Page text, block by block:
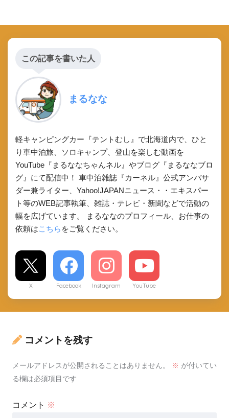
この記事を書いた人
まるなな
軽キャンピングカー『テントむし』で北海道内で、ひと
り車中泊旅、ソロキャンプ、登山を楽しむ動画を
YouTube『まるななちゃんネル』やブログ『まるななブロ
グ』にて配信中！ 車中泊雑誌『カーネル』公式アンバサ
ダー兼ライター、Yahoo!JAPANニュース・・エキスパー
ト等のWEB記事執筆、雑誌・テレビ・新聞などで活動の
幅を広げています。 まるななのプロフィール、お仕事の
依頼はこちら をご覧ください。
X Facebook Instagram YouTube
コメントを残す
メールアドレスが公開されることはありません。 ※ が付いてい
る欄は必須項目です
コメント ※